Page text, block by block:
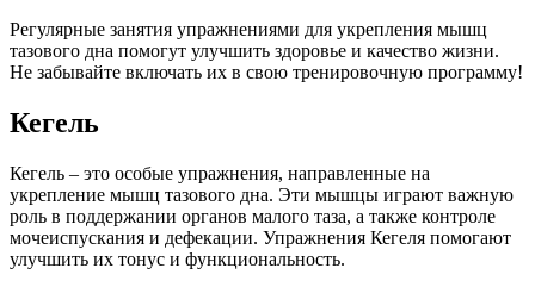
Регулярные занятия упражнениями для укрепления мышц
тазового дна помогут улучшить здоровье и качество жизни.
Не забывайте включать их в свою тренировочную программу!
Кегель
Кегель – это особые упражнения, направленные на
укрепление мышц тазового дна. Эти мышцы играют важную
роль в поддержании органов малого таза, а также контроле
мочеиспускания и дефекации. Упражнения Кегеля помогают
улучшить их тонус и функциональность.